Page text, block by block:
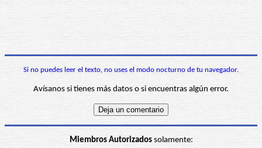
Si no puedes leer el texto, no uses el modo nocturno de tu navegador.
Avísanos si tienes más datos o si encuentras algún error.
Miembros Autorizadossolamente: